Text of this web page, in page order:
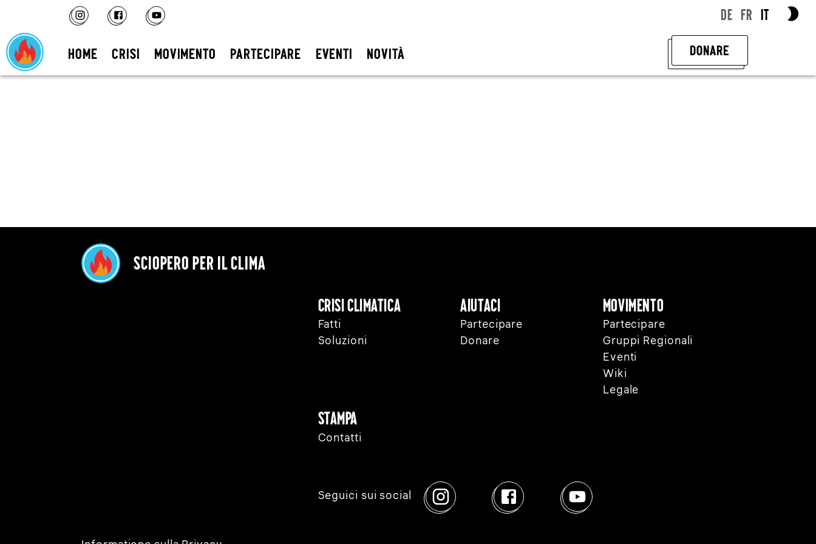
DE FR IT
HOME CRISI MOVIMENTO PARTECIPARE EVENTI NOVITÀ DONARE
Sciopero per il clima
Crisi Climatica
Fatti
Soluzioni
Aiutaci
Partecipare
Donare
Movimento
Partecipare
Gruppi Regionali
Eventi
Wiki
Legale
Stampa
Contatti
Seguici sui social